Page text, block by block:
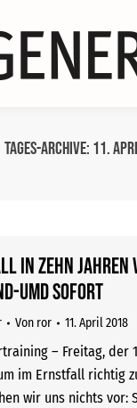
Tages-Archive: 11.
in zehn Jahren
UMD sofort
Von ror 11. April 2018
– Freitag, der
im Ernstfall richtig
wir uns nichts vor: